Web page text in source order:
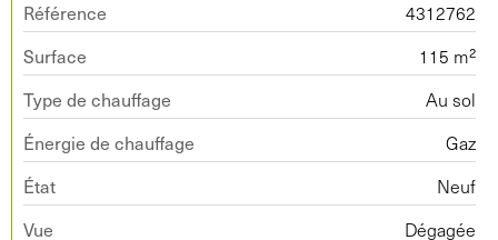
Référence
4312762
Surface
115 m²
Type de chauffage
Au sol
Énergie de chauffage
Gaz
État
Neuf
Vue
Dégagée